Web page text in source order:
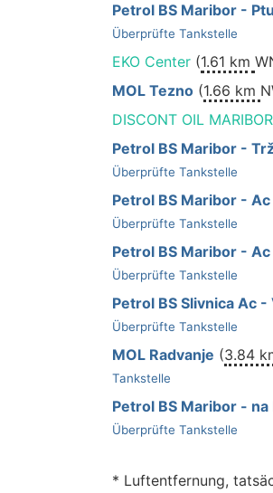
Petrol BS Maribor -
Überprüfte Tankstelle
EKO Center(1.61 km
MOL Tezno(1.66 km
DISCONT OIL MARIBOR
Petrol BS Maribor -
Überprüfte Tankstelle
Petrol BS Maribor -
Überprüfte Tankstelle
Petrol BS Maribor -
Überprüfte Tankstelle
Petrol BS Slivnica Ac -
Überprüfte Tankstelle
MOL Radvanje (3.84
Tankstelle
Petrol BS Maribor - na
Überprüfte Tankstelle
* Luftentfernung,